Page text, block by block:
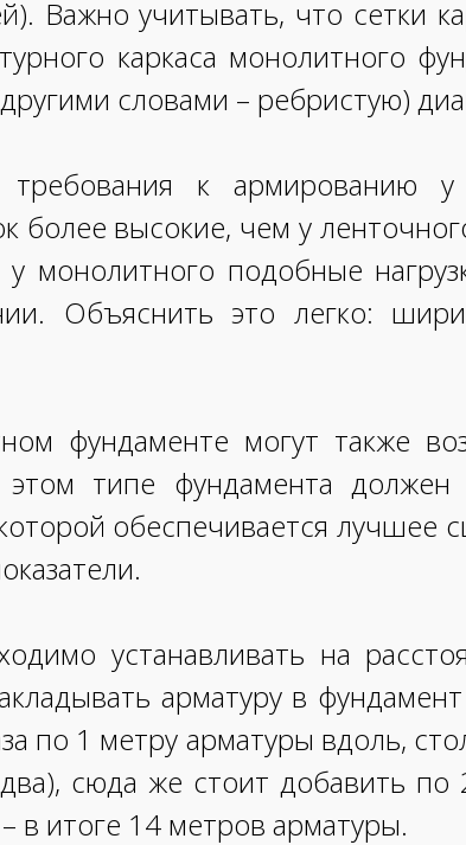
Важно учитывать, что сетки
каркаса монолитного
словами – ребристую)
к армированию у
более высокие, чем у
у монолитного подобные
Объяснить это легко:
фундаменте могут также
типе фундамента
обеспечивается лучшее
устанавливать на
арматуру в
по 1 метру арматуры вдоль,
сюда же стоит добавить
в итоге 14 метров арматуры.